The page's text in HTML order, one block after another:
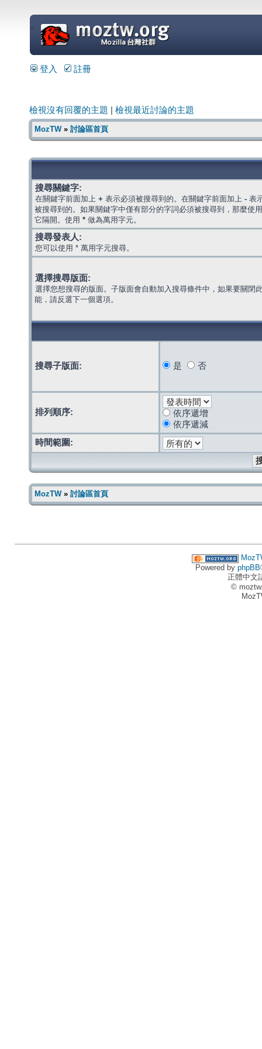
=
登入 註冊
檢視沒有回覆的主題 檢視最近討論的主題
MozTW» 討論區首頁
搜尋關鍵字:
在關鍵字前面加上 + 表示必須被搜尋到的。在關鍵字前面加上 - 表
被搜尋到的。如果關鍵字中僅有部分的字詞必須被搜尋到，那麼使
它隔開。使用 * 做為萬用字元。
搜尋發表人:
您可以使用 * 萬用字元搜尋。
選擇搜尋版面:
選擇您想搜尋的版面。子版面會自動加入搜尋條件中，如果要關閉
能，請反選下一個選項。
搜尋子版面: 是 否
排列順序:
依序遞增
依序遞減
時間範圍:
MozTW» 討論區首頁
Powered by phpBB
正體中文
©